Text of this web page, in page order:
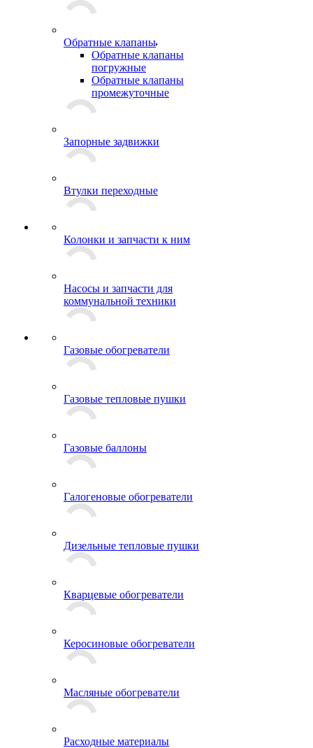
Обратные клапаны
Обратные клапаны
погружные
Обратные клапаны
промежуточные
Запорные задвижки
Втулки переходные
Колонки и запчасти к ним
Насосы и запчасти для
коммунальной техники
Газовые обогреватели
Газовые тепловые пушки
Газовые баллоны
Галогеновые обогреватели
Дизельные тепловые пушки
Кварцевые обогреватели
Керосиновые обогреватели
Масляные обогреватели
Расходные материалы